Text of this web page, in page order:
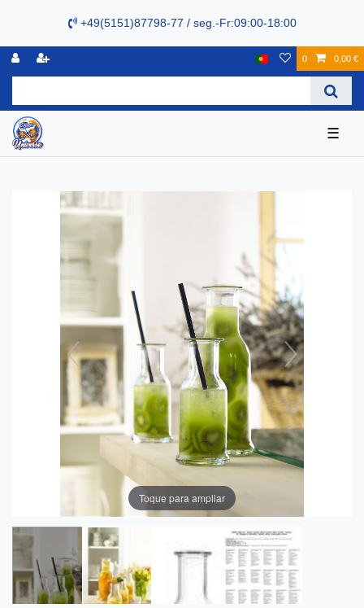
+49(5151)87798-77 / seg.-Fr:09:00-18:00
0 0,00 €
☰
Toque para ampliar